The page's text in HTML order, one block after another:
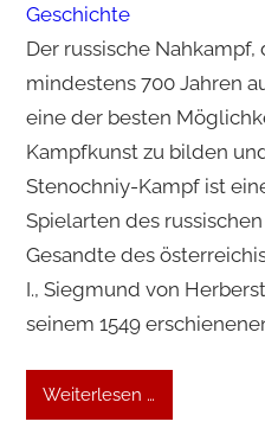
Geschichte
Der russische
mindestens 700 Jahren
eine der besten
Kampfkunst zu bilden
Stenochniy-Kampf ist
Spielarten des
Gesandte des
I., Siegmund von
seinem 1549
Weiterlesen …